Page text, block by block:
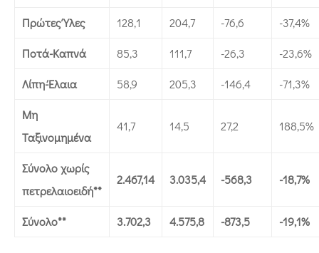
Πρώτες Ύλες 128,1 204,7 -76,6 -37,4%
Ποτά-Καπνά 85,3 111,7 -26,3 -23,6%
Λίπη-Έλαια 58,9 205,3 -146,4 -71,3%
Μη
Ταξινομημένα
41,7 14,5 27,2 188,5%
Σύνολο χωρίς
πετρελαιοειδή**
2.467,14 3.035,4 -568,3 -18,7%
Σύνολο** 3.702,3 4.575,8 -873,5 -19,1%